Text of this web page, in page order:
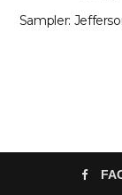
Sampler: